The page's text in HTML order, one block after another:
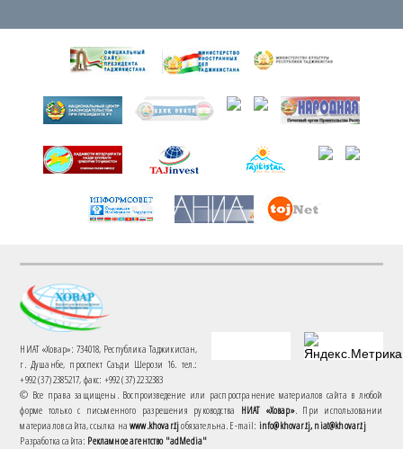
НИАТ «Ховар»: 734018, Республика Таджикистан,
г. Душанбе, проспект Саъди Шерози 16. тел.:
+992 (37) 2385217, факс: +992 (37) 2232383
© Все права защищены. Воспроизведение или распространение материалов сайта в любой
форме только с письменного разрешения руководства НИАТ «Ховар». При использовании
материалов сайта, ссылка наwww.khovar.tjобязательна. E-mail: info@khovar.tj, niat@khovar.tj
Разработка сайта: Рекламное агентство "adMedia"